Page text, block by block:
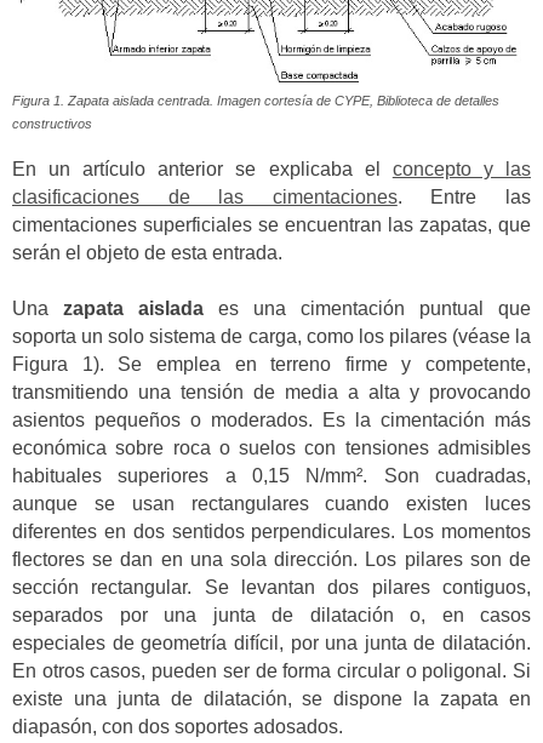
Figura 1. Zapata aislada centrada. Imagen cortesía de CYPE, Biblioteca de detalles
constructivos
En un artículo anterior se explicaba el concepto y las
clasificaciones de las cimentaciones. Entre las
cimentaciones superficiales se encuentran las zapatas, que
serán el objeto de esta entrada.
Una zapata aislada es una cimentación puntual que
soporta un solo sistema de carga, como los pilares (véase la
Figura 1). Se emplea en terreno firme y competente,
transmitiendo una tensión de media a alta y provocando
asientos pequeños o moderados. Es la cimentación más
económica sobre roca o suelos con tensiones admisibles
habituales superiores a 0,15 N/mm². Son cuadradas,
aunque se usan rectangulares cuando existen luces
diferentes en dos sentidos perpendiculares. Los momentos
flectores se dan en una sola dirección. Los pilares son de
sección rectangular. Se levantan dos pilares contiguos,
separados por una junta de dilatación o, en casos
especiales de geometría difícil, por una junta de dilatación.
En otros casos, pueden ser de forma circular o poligonal. Si
existe una junta de dilatación, se dispone la zapata en
diapasón, con dos soportes adosados.